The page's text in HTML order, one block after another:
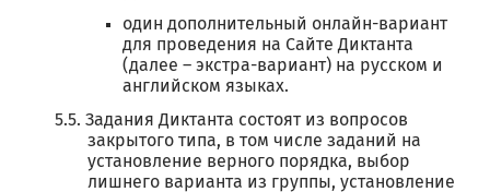
один дополнительный онлайн-вариант
для проведения на Сайте Диктанта
(далее – экстра-вариант) на русском и
английском языках.
Задания Диктанта состоят из вопросов
закрытого типа, в том числе заданий на
установление верного порядка, выбор
лишнего варианта из группы, установление